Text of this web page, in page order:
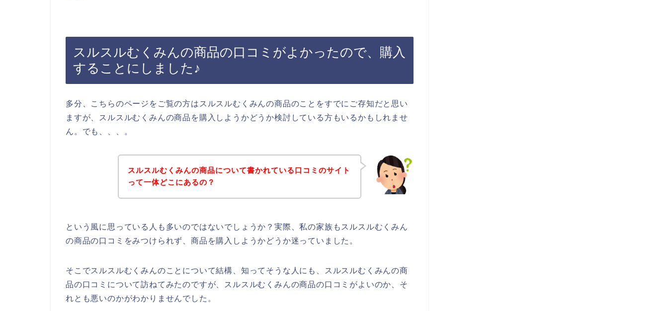
スルスルむくみんの商品の口コミがよかったので、購入
することにしました♪
多分、こちらのページをご覧の方はスルスルむくみんの商品のことをすでにご存知だと思い
ますが、スルスルむくみんの商品を購入しようかどうか検討している方もいるかもしれませ
ん。でも、、、。
スルスルむくみんの商品について書かれている口コミのサイト
って一体どこにあるの？
という風に思っている人も多いのではないでしょうか？実際、私の家族もスルスルむくみん
の商品の口コミをみつけられず、商品を購入しようかどうか迷っていました。
そこでスルスルむくみんのことについて結構、知ってそうな人にも、スルスルむくみんの商
品の口コミについて訪ねてみたのですが、スルスルむくみんの商品の口コミがよいのか、そ
れとも悪いのかがわかりませんでした。